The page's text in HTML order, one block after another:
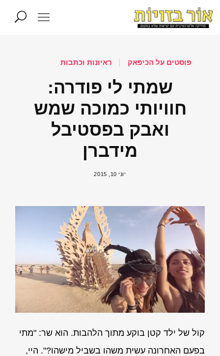
פוסטים על הכיפאק ראיונות וכתבות
שמתי לי פודרה:
חוויותי כמוכה שמש
ואבק בפסטיבל
מידברן
יוני 10, 2015
קול של ילד קטן בוקע מתוך הלהבות. הוא שר: "מתי
בפעם האחרונה עשית משהו בשביל מישהו?". היי,